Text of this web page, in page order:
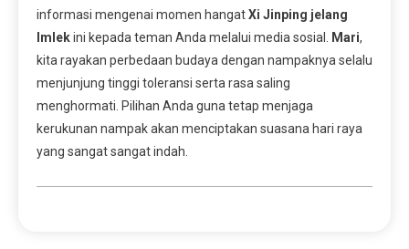
informasi mengenai momen hangatXi Jinping jelang
Imlekini kepada teman Anda melalui media sosial. Mari,
kita rayakan perbedaan budaya dengan nampaknya selalu
menjunjung tinggi toleransi serta rasa saling
menghormati. Pilihan Anda guna tetap menjaga
kerukunan nampak akan menciptakan suasana hari raya
yang sangat sangat indah.